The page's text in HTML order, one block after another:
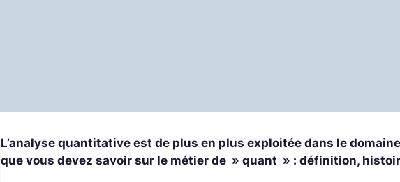
L’analyse quantitative est de plus en plus exploitée dans le
que vous devez savoir sur le métier de » quant » : définition,